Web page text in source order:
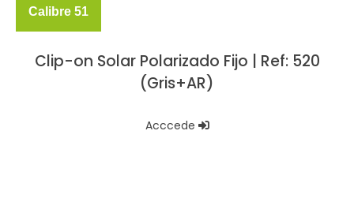
Calibre 51
Clip-on Solar Polarizado Fijo | Ref: 520
(Gris+AR)
Acccede